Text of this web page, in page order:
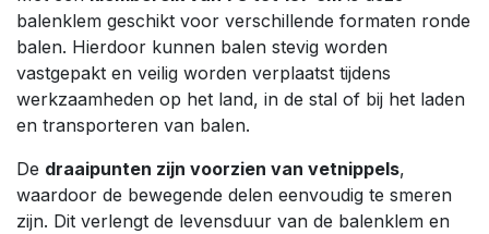
balenklem geschikt voor verschillende formaten ronde
balen. Hierdoor kunnen balen stevig worden
vastgepakt en veilig worden verplaatst tijdens
werkzaamheden op het land, in de stal of bij het laden
en transporteren van balen.
De draaipunten zijn voorzien van vetnippels,
waardoor de bewegende delen eenvoudig te smeren
zijn. Dit verlengt de levensduur van de balenklem en